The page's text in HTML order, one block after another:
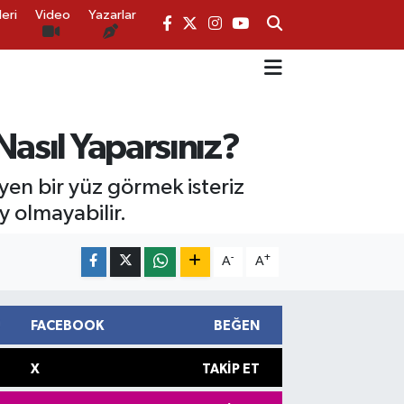
Video Yazarlar
Yaparsınız?
bir yüz görmek isteriz
olmayabilir.
A- A+
FACEBOOK BEĞEN
X TAKIP ET